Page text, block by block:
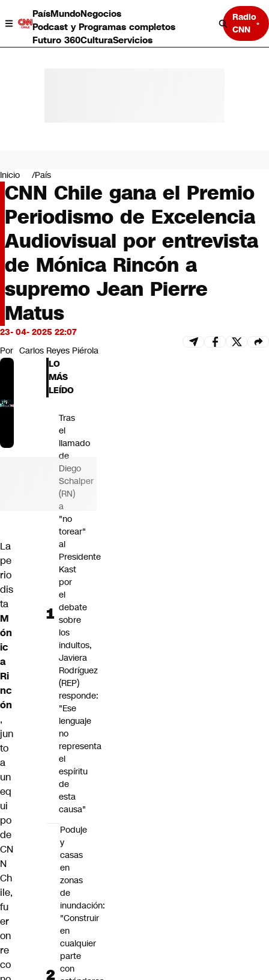
PaísMundoNegocios
Podcast y Programas completos
Futuro 360CulturaServicios
Radio
CNN
Negocios
Deportes
Programas completos
Cultura
Servicios
Bits
CNN tiempo
Opinión
Inicio País
CNN Chile gana el Premio
Periodismo de Excelencia
Audiovisual por entrevista
de Mónica Rincón a
supremo Jean Pierre
Matus
23- 04- 2025 22:07
Por Carlos Reyes Piérola
La
pe
rio
dis
ta
M
ón
ic
a
Ri
nc
ón
,
jun
to
a
un
eq
ui
po
de
CN
N
Ch
ile,
fu
er
on
re
co
LO
MÁS
LEÍDO
Tras
el
llamado
de
Diego
Schalper
(RN)
a
"no
torear"
al
Presidente
Kast
por
el
debate
sobre
los
indultos,
Javiera
Rodríguez
(REP)
responde:
"Ese
lenguaje
no
representa
el
espíritu
de
esta
causa"
Poduje
y
casas
en
zonas
de
inundación:
"Construir
en
cualquier
parte
con